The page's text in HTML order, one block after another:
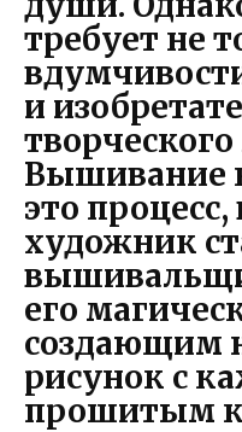
требует не
и
Вышивание
это
художник
его
создающим
рисунок с
прошитым